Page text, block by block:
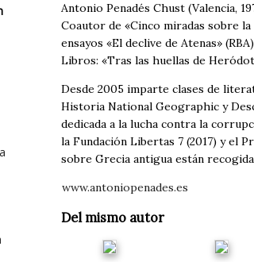
Antonio Penadés Chust (Valencia,
Coautor de «Cinco miradas sobre
ensayos «El declive de Atenas»
Libros: «Tras las huellas de
Desde 2005 imparte clases de
Historia National Geographic y
dedicada a la lucha contra la
la Fundación Libertas 7 (2017) y el
sobre Grecia antigua están
www.antoniopenades.es
Del mismo autor